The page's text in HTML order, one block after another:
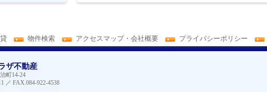
物件検索 アクセスマップ・会社概要 プライバシーポリシー
ザ不動産
町14-24
／ FAX.084-922-4538